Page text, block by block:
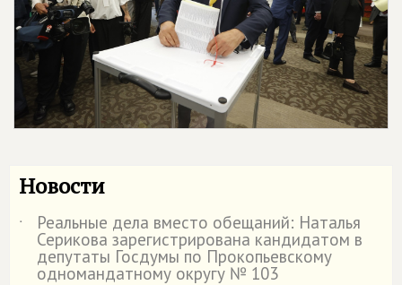
Новости
˙ Реальные дела вместо обещаний: Наталья
Серикова зарегистрирована кандидатом в
депутаты Госдумы по Прокопьевскому
одномандатному округу № 103